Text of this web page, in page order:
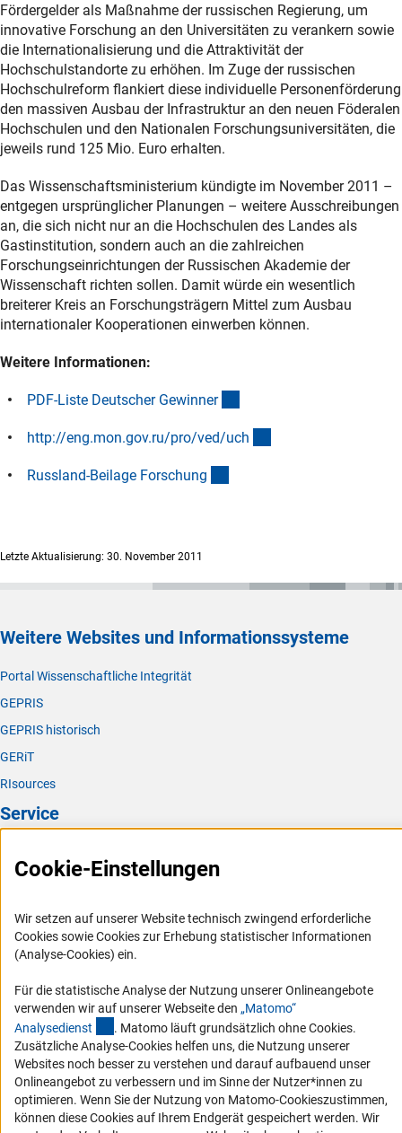
Fördergelder als Maßnahme der russischen Regierung, um
innovative Forschung an den Universitäten zu verankern sowie
die Internationalisierung und die Attraktivität der
Hochschulstandorte zu erhöhen. Im Zuge der russischen
Hochschulreform flankiert diese individuelle Personenförderung
den massiven Ausbau der Infrastruktur an den neuen Föderalen
Hochschulen und den Nationalen Forschungsuniversitäten, die
jeweils rund 125 Mio. Euro erhalten.
Das Wissenschaftsministerium kündigte im November 2011 –
entgegen ursprünglicher Planungen – weitere Ausschreibungen
an, die sich nicht nur an die Hochschulen des Landes als
Gastinstitution, sondern auch an die zahlreichen
Forschungseinrichtungen der Russischen Akademie der
Wissenschaft richten sollen. Damit würde ein wesentlich
breiterer Kreis an Forschungsträgern Mittel zum Ausbau
internationaler Kooperationen einwerben können.
Weitere Informationen:
PDF-Liste Deutscher Gewinner
http://eng.mon.gov.ru/pro/ved/uch
Russland-Beilage Forschung
Letzte Aktualisierung: 30. November 2011
Weitere Websites und Informationssysteme
Portal Wissenschaftliche Integrität
GEPRIS
GEPRIS historisch
GERiT
RIsources
Service
FAQ
Logo und Corporate Design
RSS-Feeds
Compliance
Vergabeverfahren
Barrierefreiheit
Service und Informationen für Menschen mit Behinderungen
Erklärung zur Barrierefreiheit
Cookie-Einstellungen
Wir setzen auf unserer Website technisch zwingend erforderliche
Cookies sowie Cookies zur Erhebung statistischer Informationen
(Analyse-Cookies) ein.
Für die statistische Analyse der Nutzung unserer Onlineangebote
verwenden wir auf unserer Webseite den „Matomo“
Analysedienst (externer Link)
. Matomo läuft grundsätzlich ohne Cookies.
Zusätzliche Analyse-Cookies helfen uns, die Nutzung unserer
Websites noch besser zu verstehen und darauf aufbauend unser
Onlineangebot zu verbessern und im Sinne der Nutzer*innen zu
optimieren. Wenn Sie der Nutzung von Matomo-Cookieszustimmen,
können diese Cookies auf Ihrem Endgerät gespeichert werden. Wir